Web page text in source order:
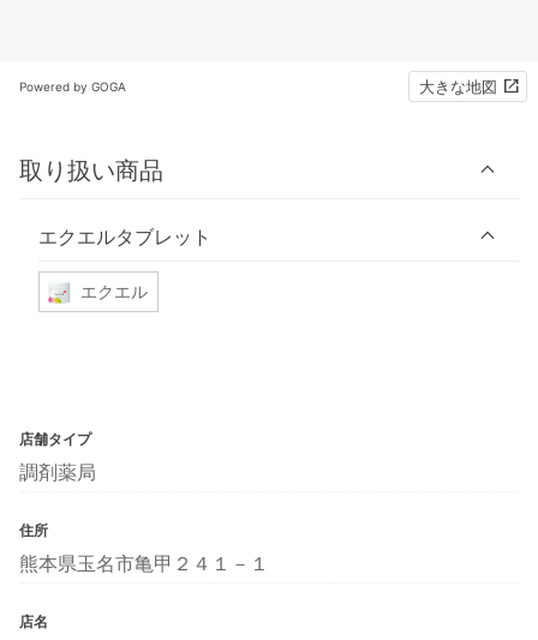
Powered by GOGA 大きな地図
取り扱い商品
エクエルタブレット
エクエル
店舗タイプ
調剤薬局
住所
熊本県玉名市亀甲２４１－１
店名